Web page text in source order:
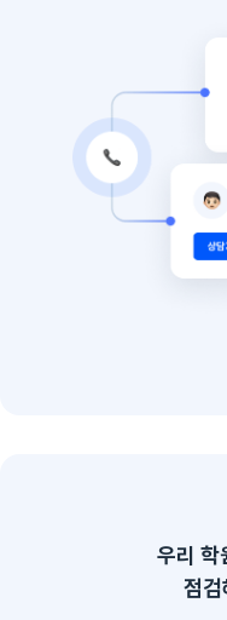
우리 학
점검